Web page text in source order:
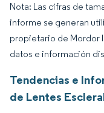
Nota: Las cifras de
informe se generan
propietario de Mordor
datos e información
Tendencias e
de Lentes